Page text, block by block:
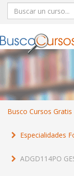
Busco Cursos Gratis
Especialidades
ADGD114PO